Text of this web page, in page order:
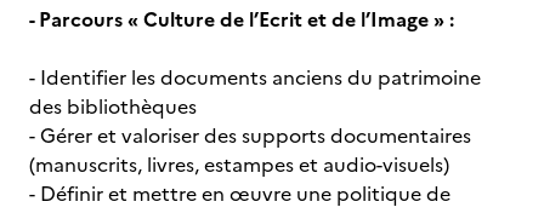
- Parcours « Culture de l’Ecrit et de l’Image » :
- Identifier les documents anciens du patrimoine
des bibliothèques
- Gérer et valoriser des supports documentaires
(manuscrits, livres, estampes et audio-visuels)
- Définir et mettre en œuvre une politique de